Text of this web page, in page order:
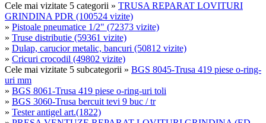
Cele mai vizitate 5 categorii » TRUSA REPARAT LOVITURI
GRINDINA PDR (100524 vizite)
» Pistoale pneumatice 1/2" (72373 vizite)
» Truse distributie (59361 vizite)
» Dulap, carucior metalic, bancuri (50812 vizite)
» Cricuri crocodil (49802 vizite)
Cele mai vizitate 5 subcategorii » BGS 8045-Trusa 419 piese o-ring-
uri mm
» BGS 8061-Trusa 419 piese o-ring-uri toli
» BGS 3060-Trusa bercuit tevi 9 buc / tr
» Tester antigel art.(1822)